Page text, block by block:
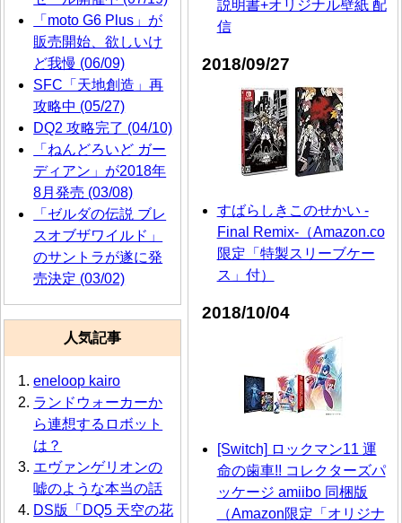
「moto G6 Plus」が
販売開始、欲しいけ
ど我慢 (06/09)
SFC「天地創造」再
攻略中 (05/27)
DQ2 攻略完了 (04/10)
「ねんどろいど ガー
ディアン」が2018年
8月発売 (03/08)
「ゼルダの伝説 ブレ
スオブザワイルド」
のサントラが遂に発
売決定 (03/02)
人気記事
eneloop kairo
ランドウォーカーか
ら連想するロボット
は？
エヴァンゲリオンの
嘘のような本当の話
DS版「DQ5 天空の花
説明書+オリジナル壁紙 配
信
2018/09/27
すばらしきこのせかい -
Final Remix-（Amazon.co
限定「特製スリーブケー
ス」付）
2018/10/04
[Switch] ロックマン11 運
命の歯車!! コレクターズパ
ッケージ amiibo 同梱版
（Amazon限定「オリジナ